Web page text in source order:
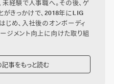
未経験で人事職へ。その後、ゲ
がきっかけで、2018年にLIG
じめ、入社後のオンボーディ
ジメント向上に向けた取り組
事をもっと読む